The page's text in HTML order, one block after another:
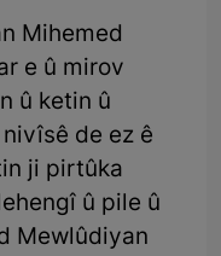
Mihemed
e û mirov
û ketin û
de ez ê
ji pirtûka
û pile û
Mewlûdiyan